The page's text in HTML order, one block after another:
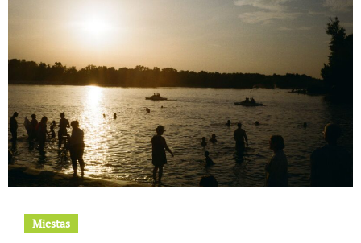
Miestas